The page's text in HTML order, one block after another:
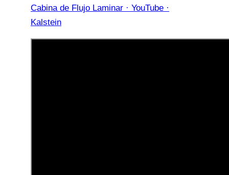
Cabina de Flujo Laminar · YouTube ·
Kalstein